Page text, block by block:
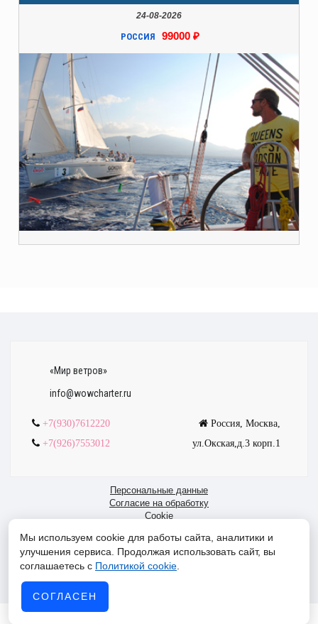
24-08-2026
РОССИЯ 99000 ₽
Мы используем cookie для работы сайта, аналитики и
улучшения сервиса. Продолжая использовать сайт, вы
соглашаетесь с Политикой cookie
СОГЛАСЕН
«Мир ветров»
info@wowcharter.ru
+7(930)7612220
+7(926)7553012
Россия, Москва,
ул.Окская,д.3 корп.1
Персональные данные
Согласие на обработку
Cookie
«Мир ветров» -Москва -ул. Окская, д.3, корп. 1,
+7(499)705-9291/+7(930)761-2220
"World of Winds" LP SL032750 5 South Charlotte Street, Edinburgh,
Scotland, United Kingdom, EH2 4AN